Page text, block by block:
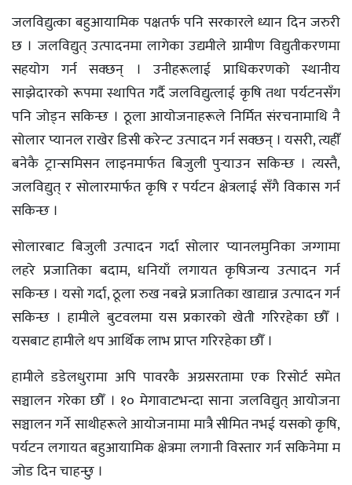
जलविद्युत्का बहुआयामिक पक्षतर्फ पनि सरकारले ध्यान दिन जरुरी
छ । जलविद्युत् उत्पादनमा लागेका उद्यमीले ग्रामीण विद्युतीकरणमा
सहयोग गर्न सक्छन् । उनीहरूलाई प्राधिकरणको स्थानीय
साझेदारको रूपमा स्थापित गर्दै जलविद्युत्लाई कृषि तथा पर्यटनसँग
पनि जोड्न सकिन्छ । ठूला आयोजनाहरूले निर्मित संरचनामाथि नै
सोलार प्यानल राखेर डिसी करेन्ट उत्पादन गर्न सक्छन् । यसरी, त्यहीँ
बनेकै ट्रान्समिसन लाइनमार्फत बिजुली पुर्‍याउन सकिन्छ । त्यस्तै,
जलविद्युत् र सोलारमार्फत कृषि र पर्यटन क्षेत्रलाई सँगै विकास गर्न
सकिन्छ ।
सोलारबाट बिजुली उत्पादन गर्दा सोलार प्यानलमुनिका जग्गामा
लहरे प्रजातिका बदाम, धनियाँ लगायत कृषिजन्य उत्पादन गर्न
सकिन्छ । यसो गर्दा, ठूला रुख नबन्ने प्रजातिका खाद्यान्न उत्पादन गर्न
सकिन्छ । हामीले बुटवलमा यस प्रकारको खेती गरिरहेका छौँ ।
यसबाट हामीले थप आर्थिक लाभ प्राप्त गरिरहेका छौँ ।
हामीले डडेलधुरामा अपि पावरकै अग्रसरतामा एक रिसोर्ट समेत
सञ्चालन गरेका छौँ । १० मेगावाटभन्दा साना जलविद्युत् आयोजना
सञ्चालन गर्ने साथीहरूले आयोजनामा मात्रै सीमित नभई यसको कृषि,
पर्यटन लगायत बहुआयामिक क्षेत्रमा लगानी विस्तार गर्न सकिनेमा म
जोड दिन चाहन्छु ।